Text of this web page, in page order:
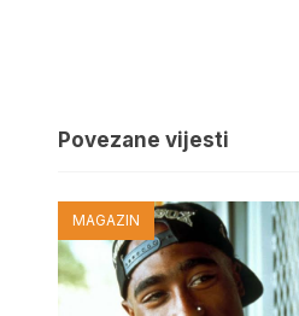
Povezane vijesti
MAGAZIN